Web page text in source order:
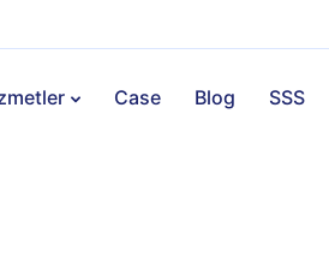
Case Blog SSS